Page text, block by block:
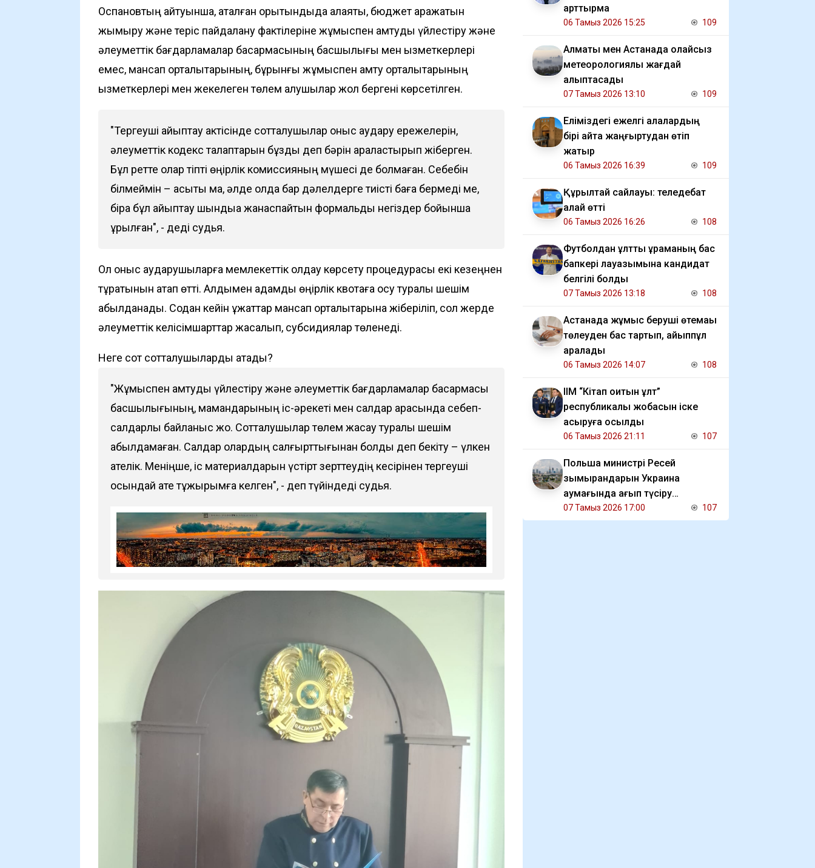
Оспановтың айтуынша, аталған қорытындыда алаяқтық, бюджет қаражатын
жымқыру және теріс пайдалану фактілеріне жұмыспен қамтуды үйлестіру және
әлеуметтік бағдарламалар басқармасының басшылығы мен қызметкерлері
емес, мансап орталықтарының, бұрынғы жұмыспен қамту орталықтарының
қызметкерлері мен жекелеген төлем алушылар жол бергені көрсетілген.
"Тергеуші айыптау актісінде сотталушылар қоныс аудару ережелерін,
әлеуметтік кодекс талаптарын бұзды деп бәрін араластырып жіберген.
Бұл ретте олар тіпті өңірлік комиссияның мүшесі де болмаған. Себебін
білмеймін – асықты ма, әлде қолда бар дәлелдерге тиісті баға бермеді ме,
бірақ бұл айыптау шындыққа жанаспайтын формальды негіздер бойынша
құрылған", - деді судья.
Ол қоныс аударушыларға мемлекеттік қолдау көрсету процедурасы екі кезеңнен
тұратынын атап өтті. Алдымен адамды өңірлік квотаға қосу туралы шешім
қабылданады. Содан кейін құжаттар мансап орталықтарына жіберіліп, сол жерде
әлеуметтік келісімшарттар жасалып, субсидиялар төленеді.
Неге сот сотталушыларды ақтады?
"Жұмыспен қамтуды үйлестіру және әлеуметтік бағдарламалар басқармасы
басшылығының, мамандарының іс-әрекеті мен салдар арасында себеп-
салдарлық байланыс жоқ. Сотталушылар төлем жасау туралы шешім
қабылдамаған. Салдар олардың салғырттығынан болды деп бекіту – үлкен
қателік. Меніңше, іс материалдарын үстірт зерттеудің кесірінен тергеуші
осындай қате тұжырымға келген", - деп түйіндеді судья.
арттырмақ
06 Тамыз 2026 15:25 109
Алматы мен Астанада қолайсыз
метеорологиялық жағдай
қалыптасады
07 Тамыз 2026 13:10 109
Еліміздегі ежелгі қалалардың
бірі қайта жаңғыртудан өтіп
жатыр
06 Тамыз 2026 16:39 109
Құрылтай сайлауы: теледебат
қалай өтті
06 Тамыз 2026 16:26 108
Футболдан ұлттық құраманың бас
бапкері лауазымына кандидат
белгілі болды
07 Тамыз 2026 13:18 108
Астанада жұмыс беруші өтемақы
төлеуден бас тартып, айыппұл
арқалады
06 Тамыз 2026 14:07 108
ІІМ “Кітап оқитын ұлт”
республикалық жобасын іске
асыруға қосылды
06 Тамыз 2026 21:11 107
Польша министрі Ресей
зымырандарын Украина
аумағында қағып түсіру
мәселесін көтерді
07 Тамыз 2026 17:00 107